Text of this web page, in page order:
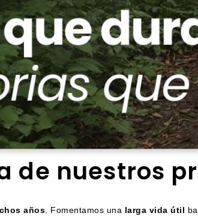
de nuestros
años. Fomentamos una larga vida útil